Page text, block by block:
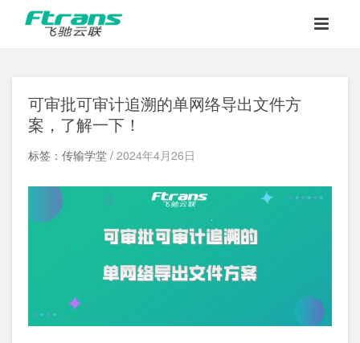
可审批可审计追溯的单网络导出文件方
案，了解一下！
标签：传输学堂 / 2024年4月26日